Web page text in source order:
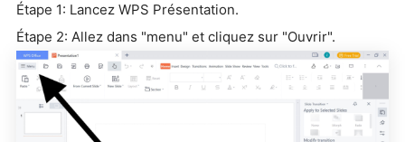
Étape 1: Lancez WPS Présentation.
Étape 2: Allez dans "menu" et cliquez sur "Ouvrir".